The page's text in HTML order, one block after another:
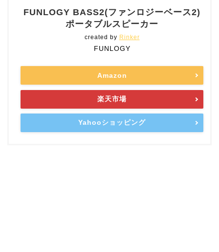
FUNLOGY BASS2(ファンロジーベース2)
ポータブルスピーカー
created by Rinker
FUNLOGY
Amazon
楽天市場
Yahooショッピング